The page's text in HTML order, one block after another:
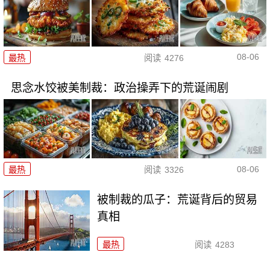
最热 阅读 4276 08-06
思念水饺被美制裁：政治操弄下的荒诞闹剧
最热 阅读 3326 08-06
被制裁的瓜子：荒诞背后的贸易
真相
最热 阅读 4283